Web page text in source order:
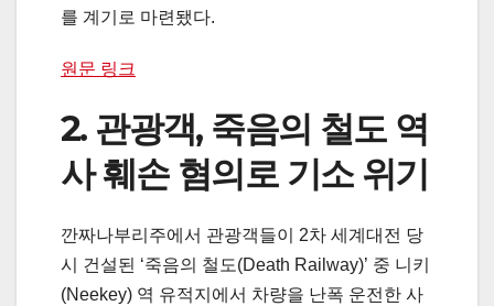
를 계기로 마련됐다.
원문 링크
2. 관광객, 죽음의 철도 역
사 훼손 혐의로 기소 위기
깐짜나부리주에서 관광객들이 2차 세계대전 당
시 건설된 ‘죽음의 철도(Death Railway)’ 중 니키
(Neekey) 역 유적지에서 차량을 난폭 운전한 사